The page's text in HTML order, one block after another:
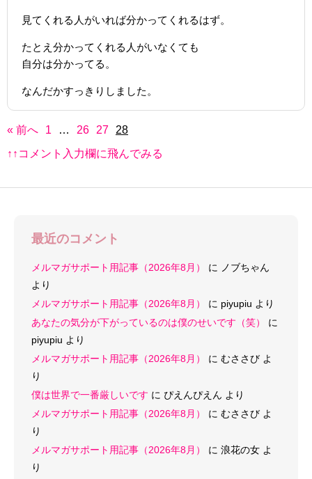
見てくれる人がいれば分かってくれるはず。
たとえ分かってくれる人がいなくても
自分は分かってる。
なんだかすっきりしました。
« 前へ 1 … 26 27
28
↑↑コメント入力欄に飛んでみる
最近のコメント
メルマガサポート用記事（2026年8月） に
ノブちゃん
より
メルマガサポート用記事（2026年8月）
に piyupiu より
あなたの気分が下がっているのは僕のせいです（笑）
に
piyupiu より
メルマガサポート用記事（2026年8月）
に むささび よ
り
僕は世界で一番厳しいです に ぴえんぴえん より
メルマガサポート用記事（2026年8月）
に むささび よ
り
メルマガサポート用記事（2026年8月）
に 浪花の女 よ
り